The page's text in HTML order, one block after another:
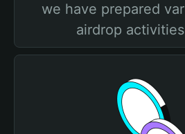
we have prepared
airdrop